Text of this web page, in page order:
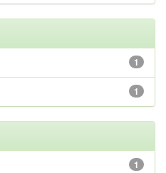
1
1
1